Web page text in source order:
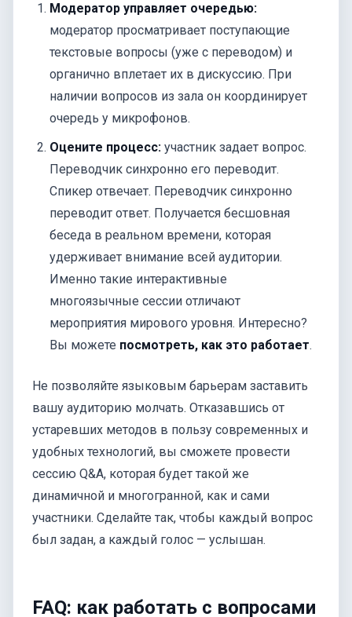
Модератор управляет очередью:
модератор просматривает поступающие
текстовые вопросы (уже с переводом) и
органично вплетает их в дискуссию. При
наличии вопросов из зала он координирует
очередь у микрофонов.
Оцените процесс: участник задает вопрос.
Переводчик синхронно его переводит.
Спикер отвечает. Переводчик синхронно
переводит ответ. Получается бесшовная
беседа в реальном времени, которая
удерживает внимание всей аудитории.
Именно такие интерактивные
многоязычные сессии отличают
мероприятия мирового уровня. Интересно?
Вы можете посмотреть, как это работает.
Не позволяйте языковым барьерам заставить
вашу аудиторию молчать. Отказавшись от
устаревших методов в пользу современных и
удобных технологий, вы сможете провести
сессию Q&A, которая будет такой же
динамичной и многогранной, как и сами
участники. Сделайте так, чтобы каждый вопрос
был задан, а каждый голос — услышан.
FAQ: как работать с вопросами